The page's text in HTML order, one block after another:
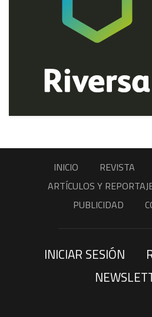
INICIO REVISTA
ARTÍCULOS Y
PUBLICIDAD
INICIAR SESIÓN